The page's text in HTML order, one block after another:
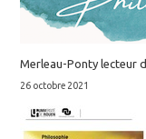
Merleau-Ponty lecteur
26 octobre 2021